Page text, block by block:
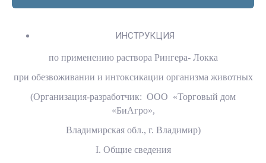
ИНСТРУКЦИЯ
по применению раствора Рингера- Локка
при обезвоживании и интоксикации организма животных
(Организация-разработчик: ООО «Торговый дом
«БиАгро»,
Владимирская обл., г. Владимир)
I. Общие сведения